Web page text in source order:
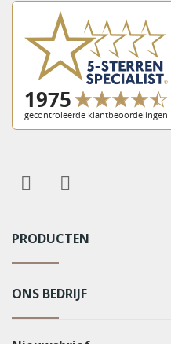
PRODUCTEN
ONS BEDRIJF